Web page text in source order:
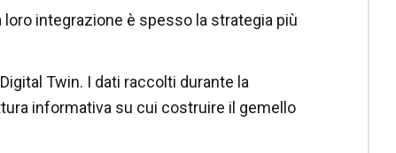
integrazione è spesso la strategia più
Twin. I dati raccolti durante la
informativa su cui costruire il gemello